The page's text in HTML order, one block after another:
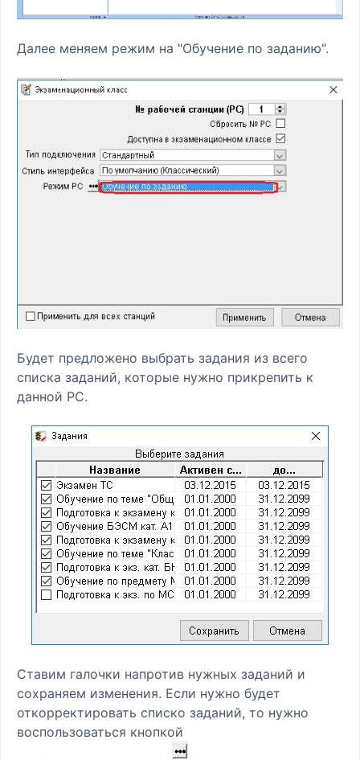
Далее меняем режим на "Обучение по заданию".
Будет предложено выбрать задания из всего
списка заданий, которые нужно прикрепить к
данной РС.
Ставим галочки напротив нужных заданий и
сохраняем изменения. Если нужно будет
откорректировать списко заданий, то нужно
воспользоваться кнопкой